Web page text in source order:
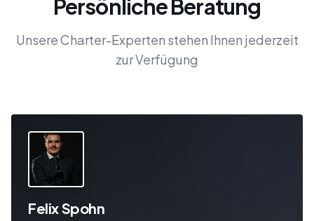
Persönliche Beratung
Unsere Charter-Experten stehen Ihnen jederzeit
zur Verfügung
Felix Spohn